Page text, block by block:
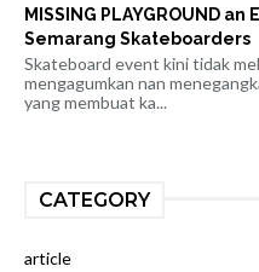
MISSING PLAYGROUND
Semarang Skateboarders
Skateboard event kini tidak
mengagumkan nan
yang membuat ka...
CATEGORY
article